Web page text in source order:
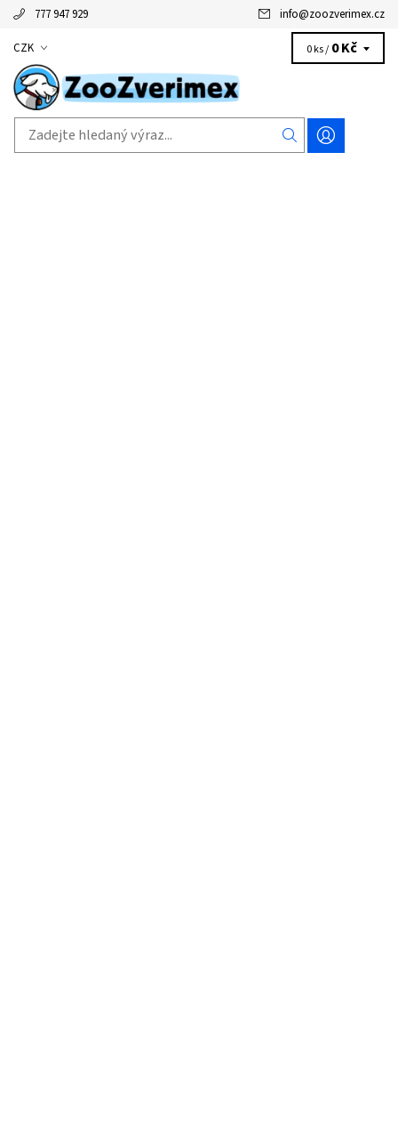
777 947 929 info@zoozverimex.cz
CZK 0 ks / 0 Kč